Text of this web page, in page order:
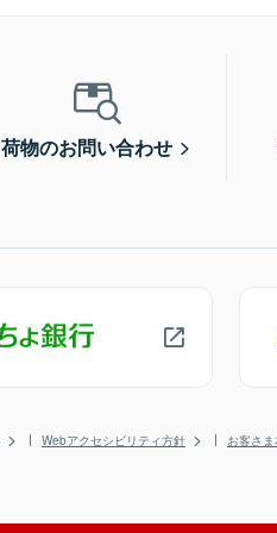
荷物のお問い合わせ
Webアクセシビリティ方針 お客さ